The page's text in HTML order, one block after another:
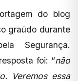
do blog
graúdo durante
Segurança.
foi: “não
Veremos essa